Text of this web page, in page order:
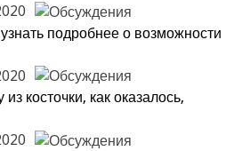
подробнее о возможности
косточки, как оказалось,